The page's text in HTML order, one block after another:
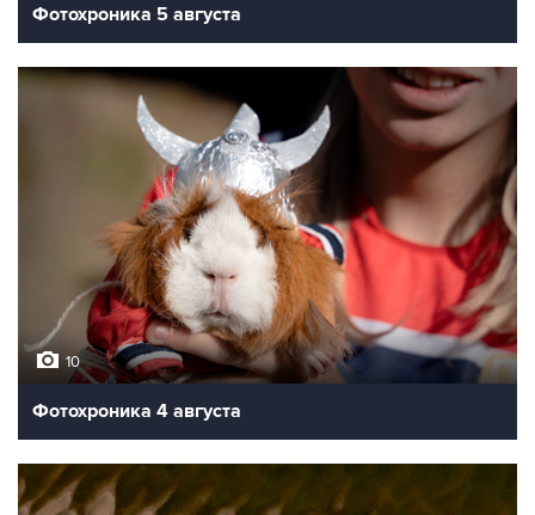
Фотохроника 5 августа
10
Фотохроника 4 августа